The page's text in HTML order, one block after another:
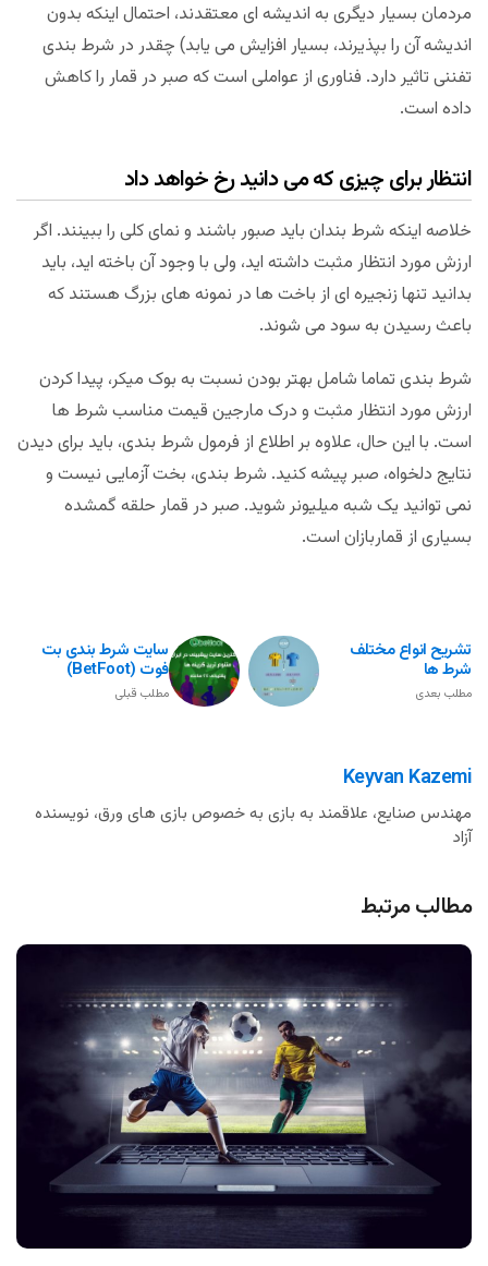
مردمان بسیار دیگری به اندیشه ‌ای معتقدند، احتمال اینکه بدون
اندیشه آن را بپذیرند، بسیار افزایش می ‌یابد) چقدر در شرط بندی
تفننی تاثیر دارد. فناوری از عواملی است که صبر در قمار را کاهش
داده است.
انتظار برای چیزی که می دانید رخ خواهد داد
خلاصه اینکه شرط بندان باید صبور باشند و نمای کلی را ببینند. اگر
ارزش مورد انتظار مثبت داشته اید، ولی با وجود آن باخته اید، باید
بدانید تنها زنجیره ای از باخت ها در نمونه های بزرگ هستند که
باعث رسیدن به سود می شوند.
شرط بندی تماما شامل بهتر بودن نسبت به بوک میکر، پیدا کردن
ارزش مورد انتظار مثبت و درک مارجین قیمت مناسب شرط ها
است. با این حال، علاوه بر اطلاع از فرمول شرط بندی، باید برای دیدن
نتایج دلخواه، صبر پیشه کنید. شرط بندی، بخت آزمایی نیست و
نمی توانید یک شبه میلیونر شوید. صبر در قمار حلقه گمشده
بسیاری از قماربازان است.
سایت شرط بندی بت
فوت (BetFoot)
مطلب قبلی
تشریح انواع مختلف
شرط ها
مطلب بعدی
Keyvan Kazemi
مهندس صنایع، علاقمند به بازی به خصوص بازی های ورق، نویسنده
آزاد
مطالب مرتبط